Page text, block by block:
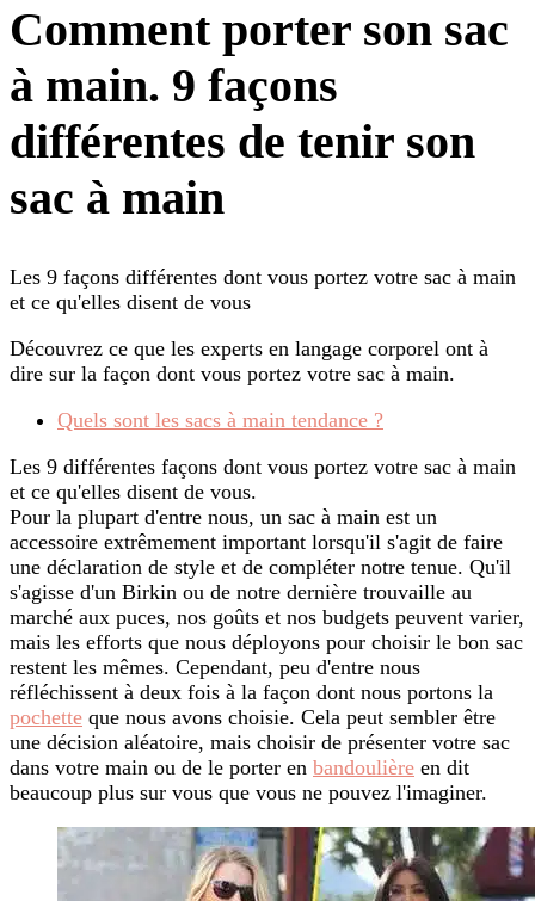
Comment porter son sac
à main. 9 façons
différentes de tenir son
sac à main
Les 9 façons différentes dont vous portez votre sac à main
et ce qu'elles disent de vous
Découvrez ce que les experts en langage corporel ont à
dire sur la façon dont vous portez votre sac à main.
Quels sont les sacs à main tendance ?
Les 9 différentes façons dont vous portez votre sac à main
et ce qu'elles disent de vous.
Pour la plupart d'entre nous, un sac à main est un
accessoire extrêmement important lorsqu'il s'agit de faire
une déclaration de style et de compléter notre tenue. Qu'il
s'agisse d'un Birkin ou de notre dernière trouvaille au
marché aux puces, nos goûts et nos budgets peuvent varier,
mais les efforts que nous déployons pour choisir le bon sac
restent les mêmes. Cependant, peu d'entre nous
réfléchissent à deux fois à la façon dont nous portons la
pochette que nous avons choisie. Cela peut sembler être
une décision aléatoire, mais choisir de présenter votre sac
dans votre main ou de le porter en bandoulière en dit
beaucoup plus sur vous que vous ne pouvez l'imaginer.